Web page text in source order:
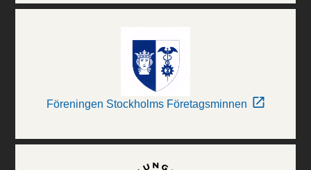
Föreningen Stockholms Företagsminnen